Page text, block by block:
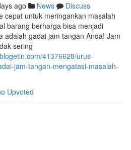
ago News
Discuss
cepat untuk meringankan masalah
barang berharga bisa menjadi
adalah gadai jam tangan Anda! Jam
sering
41376628/urus-
jam-tangan-mengatasi-masalah-
Upvoted